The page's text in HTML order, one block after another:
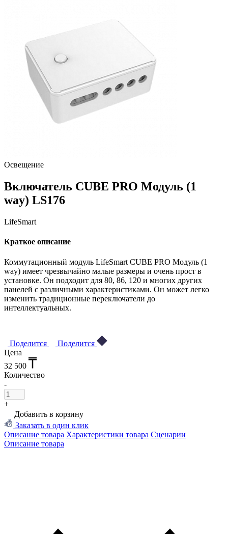
Освещение
Включатель CUBE PRO Модуль (1
way) LS176
LifeSmart
Краткое описание
Коммутационный модуль LifeSmart CUBE PRO Модуль (1
way) имеет чрезвычайно малые размеры и очень прост в
установке. Он подходит для 80, 86, 120 и многих других
панелей с различными характеристиками. Он может легко
изменить традиционные переключатели до
интеллектуальных.
Поделится
Поделится
Цена
32 500
Количество
-
+
Добавить в корзину
Заказать в один клик
Описание товара Характеристики товара Сценарии
Описание товара